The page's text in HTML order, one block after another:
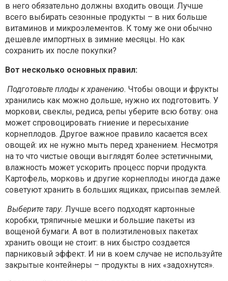
в него обязательно должны входить овощи. Лучше
всего выбирать сезонные продукты – в них больше
витаминов и микроэлементов. К тому же они обычно
дешевле импортных в зимние месяцы. Но как
сохранить их после покупки?
Вот несколько основных правил:
Подготовьте плоды к хранению. Чтобы овощи и фрукты
хранились как можно дольше, нужно их подготовить. У
моркови, свеклы, редиса, репы уберите всю ботву: она
может спровоцировать гниение и пересыхание
корнеплодов. Другое важное правило касается всех
овощей: их не нужно мыть перед хранением. Несмотря
на то что чистые овощи выглядят более эстетичными,
влажность может ускорить процесс порчи продукта.
Картофель, морковь и другие корнеплоды иногда даже
советуют хранить в больших ящиках, присыпав землей.
Выберите тару. Лучше всего подходят картонные
коробки, тряпичные мешки и большие пакеты из
вощеной бумаги. А вот в полиэтиленовых пакетах
хранить овощи не стоит: в них быстро создается
парниковый эффект. И ни в коем случае не используйте
закрытые контейнеры – продукты в них «задохнутся».